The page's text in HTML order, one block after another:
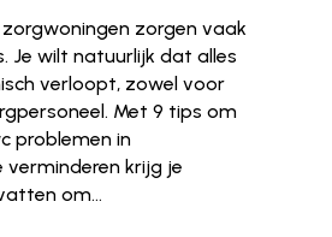
zorgen vaak
Je wilt natuurlijk dat alles
verloopt, zowel voor
Met 9 tips om
problemen in
krijg je
om...